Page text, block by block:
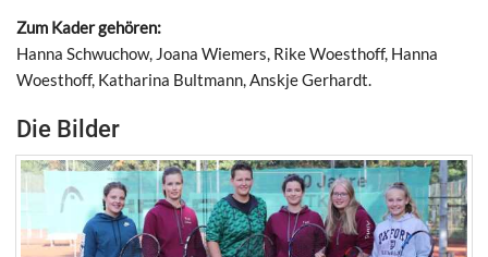
Zum Kader gehören:
Hanna Schwuchow, Joana Wiemers, Rike Woesthoff, Hanna
Woesthoff, Katharina Bultmann, Anskje Gerhardt.
Die Bilder